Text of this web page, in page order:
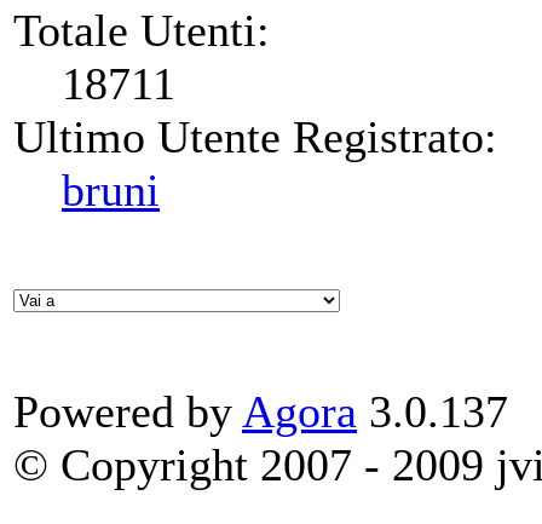
Totale Utenti:
18711
Ultimo Utente Registrato:
bruni
Powered by Agora 3.0.137
© Copyright 2007 - 2009